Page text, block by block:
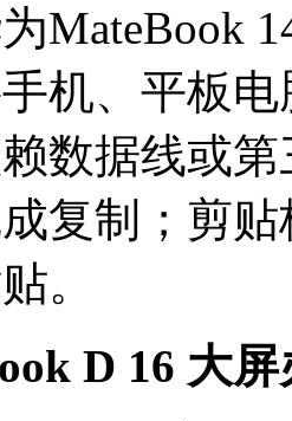
MateBook
机、平板
数据线或
复制；剪
。
D 16 大